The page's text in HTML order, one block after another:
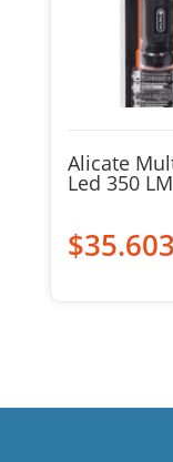
Alicate
Led 350 LM
$35.603